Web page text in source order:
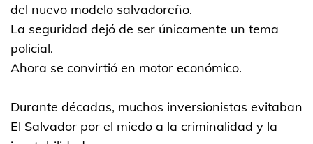
del nuevo modelo salvadoreño.
La seguridad dejó de ser únicamente un tema
policial.
Ahora se convirtió en motor económico.
Durante décadas, muchos inversionistas evitaban
El Salvador por el miedo a la criminalidad y la